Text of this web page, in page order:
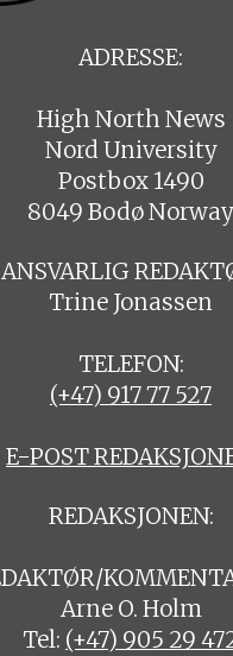
ADRESSE:
High North News
Nord University
Postbox 1490
8049 Bodø Norway
ANSVARLIG
Trine Jonassen
TELEFON:
(+47) 917 77 527
E-POST
REDAKSJONEN:
Arne O. Holm
Tel: (+47) 905 29